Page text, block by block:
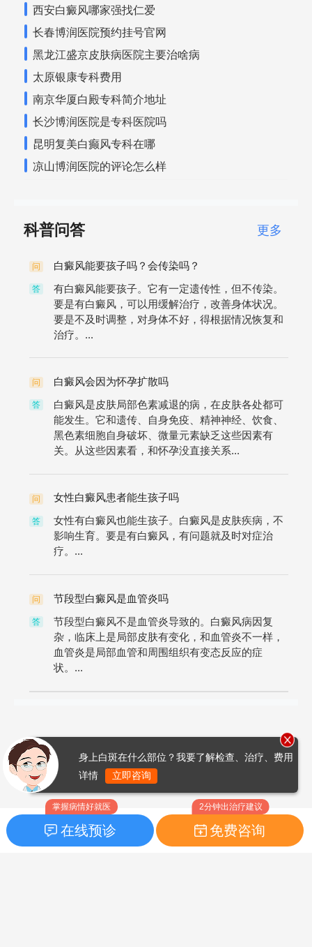
西安白癜风哪家强找仁爱
长春博润医院预约挂号官网
黑龙江盛京皮肤病医院主要治啥病
太原银康专科费用
南京华厦白殿专科简介地址
长沙博润医院是专科医院吗
昆明复美白癫风专科在哪
凉山博润医院的评论怎么样
科普问答 更多
问 白癜风能要孩子吗？会传染吗？
答
有白癜风能要孩子。它有一定遗传性，但不传染。
要是有白癜风，可以用缓解治疗，改善身体状况。
要是不及时调整，对身体不好，得根据情况恢复和
治疗。...
问 白癜风会因为怀孕扩散吗
答
白癜风是皮肤局部色素减退的病，在皮肤各处都可
能发生。它和遗传、自身免疫、精神神经、饮食、
黑色素细胞自身破坏、微量元素缺乏这些因素有
关。从这些因素看，和怀孕没直接关系...
问 女性白癜风患者能生孩子吗
答
女性有白癜风也能生孩子。白癜风是皮肤疾病，不
影响生育。要是有白癜风，有问题就及时对症治
疗。...
问 节段型白癜风是血管炎吗
答
节段型白癜风不是血管炎导致的。白癜风病因复
杂，临床上是局部皮肤有变化，和血管炎不一样，
血管炎是局部血管和周围组织有变态反应的症
状。...
掌握病情好就医
在线预诊
2分钟出治疗建议
免费咨询
身上白斑在什么部位？我要了解检查、治疗、费用
详情
立即咨询